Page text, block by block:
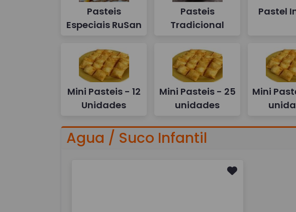
Pasteis
Especiais RuSan
Pasteis
Tradicional
Pastel
Mini Pasteis - 12
Unidades
Mini Pasteis - 25
unidades
Mini
Agua / Suco Infantil